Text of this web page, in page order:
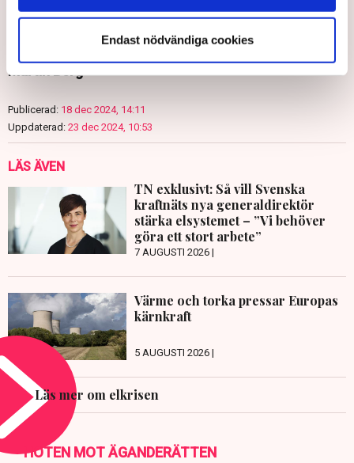
Endast nödvändiga cookies
Martin Berg
Publicerad: 18 dec 2024, 14:11
Uppdaterad: 23 dec 2024, 10:53
LÄS ÄVEN
TN exklusivt: Så vill Svenska
kraftnäts nya generaldirektör
stärka elsystemet – ”Vi behöver
göra ett stort arbete”
7 AUGUSTI 2026 |
Värme och torka pressar Europas
kärnkraft
5 AUGUSTI 2026 |
Läs mer om elkrisen
HOTEN MOT ÄGANDERÄTTEN